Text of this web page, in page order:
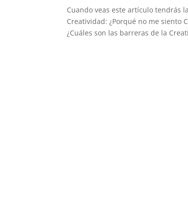
Cuando veas este artículo tendrás
Creatividad: ¿Porqué no me siento
¿Cuáles son las barreras de la